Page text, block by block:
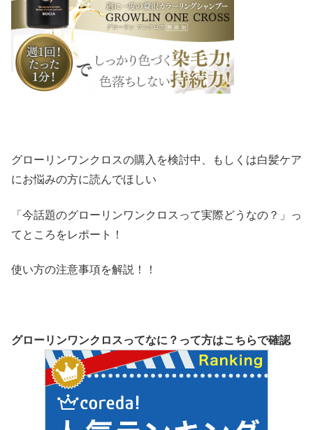
グローリンワンクロスの購入を検討中、もしくは白髪ケア
にお悩みの方に読んでほしい
「今話題のグローリンワンクロスって実際どうなの？」っ
てところをレポート！
使い方の注意事項を解説！！
グローリンワンクロスってなに？って方はこちらで確認